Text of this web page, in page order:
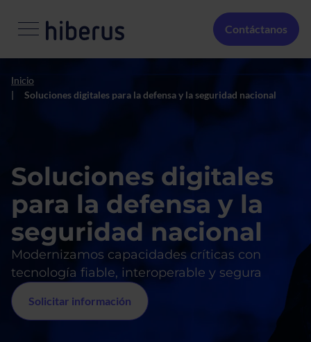
Menú Secundario
Contáctanos
Inicio
Soluciones digitales para la defensa y la seguridad nacional
Soluciones digitales
para la defensa y la
seguridad nacional
Modernizamos capacidades críticas con
tecnología fiable, interoperable y segura
Solicitar información